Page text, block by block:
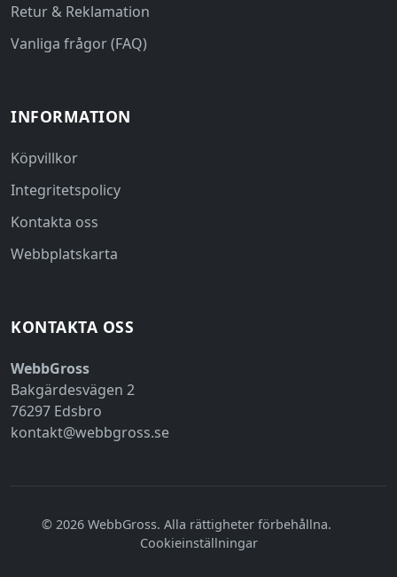
Retur & Reklamation
Vanliga frågor (FAQ)
INFORMATION
Köpvillkor
Integritetspolicy
Kontakta oss
Webbplatskarta
KONTAKTA OSS
WebbGross
Bakgärdesvägen 2
76297 Edsbro
kontakt@webbgross.se
© 2026 WebbGross. Alla rättigheter förbehållna.
Cookieinställningar